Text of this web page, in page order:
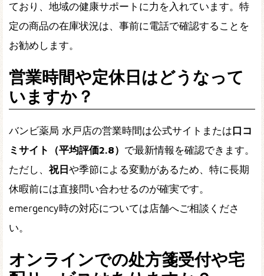
ており、地域の健康サポートに力を入れています。特
定の商品の在庫状況は、事前に電話で確認することを
お勧めします。
営業時間や定休日はどうなって
いますか？
バンビ薬局 水戸店の営業時間は公式サイトまたは口コ
ミサイト（平均評価2.8） で最新情報を確認できます。
ただし、祝日 や季節による変動があるため、特に長期
休暇前には直接問い合わせるのが確実です。
emergency時の対応については店舗へご相談くださ
い。
オンラインでの处方箋受付や宅